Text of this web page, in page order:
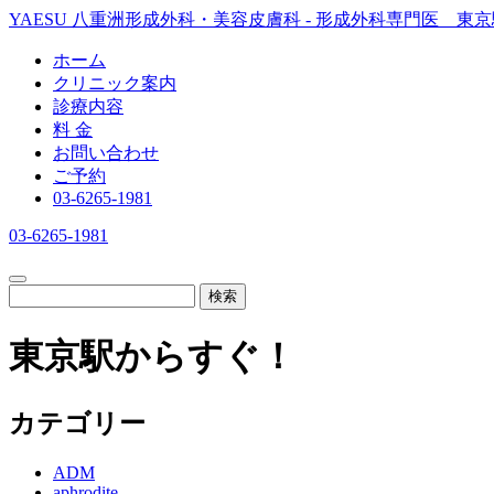
YAESU 八重洲形成外科・美容皮膚科 - 形成外科専門医 東
ホーム
クリニック案内
診療内容
料 金
お問い合わせ
ご予約
03-6265-1981
03-6265-1981
検索
東京駅からすぐ！
カテゴリー
ADM